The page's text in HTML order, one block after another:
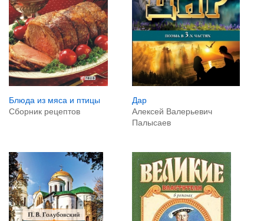
Блюда из мяса и птицы
Сборник рецептов
Дар
Алексей Валерьевич
Палысаев